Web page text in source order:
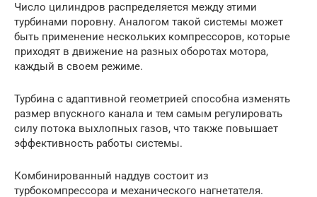
Число цилиндров распределяется между этими
турбинами поровну. Аналогом такой системы может
быть применение нескольких компрессоров, которые
приходят в движение на разных оборотах мотора,
каждый в своем режиме.
Турбина с адаптивной геометрией способна изменять
размер впускного канала и тем самым регулировать
силу потока выхлопных газов, что также повышает
эффективность работы системы.
Комбинированный наддув состоит из
турбокомпрессора и механического нагнетателя.